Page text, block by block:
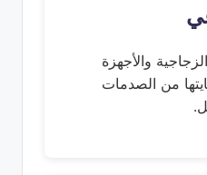
والأجهزة
من الصدمات